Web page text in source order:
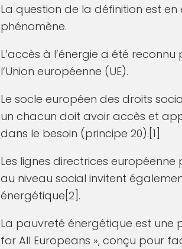
La question de la définition est
phénomène.
L’accès à l’énergie a été
l’Union européenne (UE).
Le socle européen des droits
un chacun doit avoir accès et
dans le besoin (principe 20).[1]
Les lignes directrices
au niveau social invitent
énergétique[2].
La pauvreté énergétique est une
for All Europeans », conçu pour